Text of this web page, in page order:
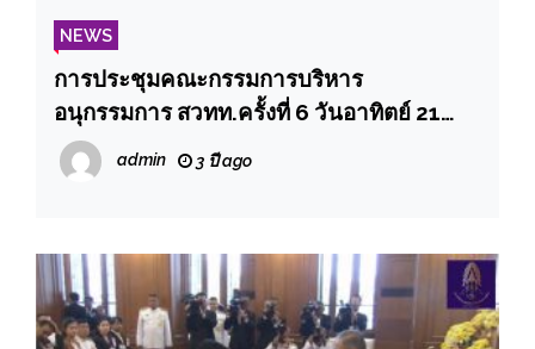
NEWS
การประชุมคณะกรรมการบริหาร
อนุกรรมการ สวทท.ครั้งที่ 6 วันอาทิตย์ 21
มกราคม 2567 เริ่มประชุม เวลา 13.00 น.
ห้องออนไลน์ ทาง Google Meet
admin 3 ปี ago